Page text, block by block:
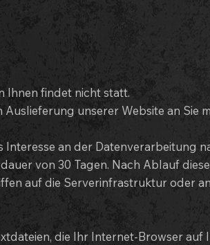
Ihnen findet nicht statt.
unserer Website an Sie
an der Datenverarbeitung
von 30 Tagen. Nach Ablauf
auf die Serverinfrastruktur oder
die Ihr Internet-Browser